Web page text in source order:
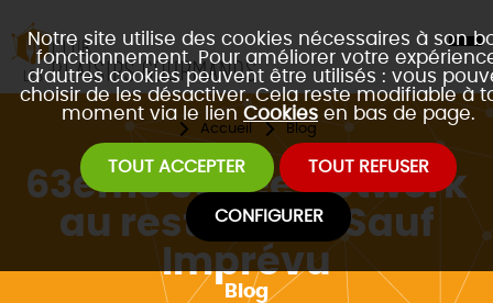
Notre site utilise des cookies nécessaires à son
fonctionnement. Pour améliorer votre
d’autres cookies peuvent être utilisés : vous
choisir de les désactiver. Cela reste modifiable à
moment via le lien Cookies en bas de page.
TOUT ACCEPTER TOUT REFUSER
CONFIGURER
Accueil Blog
63ème Soirée Network
au restaurant Sauf
Imprévu
Blog